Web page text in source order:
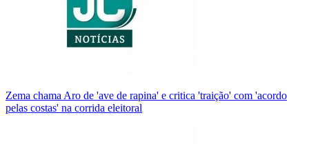
Zema chama Aro de 'ave de rapina' e critica 'traição' com 'acordo
pelas costas' na corrida eleitoral